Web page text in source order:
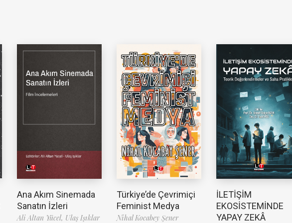
Ana Akım Sinemada
Sanatın İzleri
Ali Altan Yücel, Ulaş Işıklar
Türkiye’de Çevrimiçi
Feminist Medya
Nihal Kocabey Şener
İLETİŞİM
EKOSİSTEMİNDE
YAPAY ZEKÂ